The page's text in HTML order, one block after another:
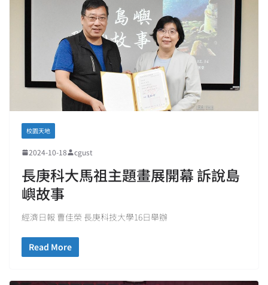
校園天地
2024-10-18 cgust
長庚科大馬祖主題畫展開幕 訴說島
嶼故事
經濟日報 曹佳榮 長庚科技大學16日舉辦
Read More